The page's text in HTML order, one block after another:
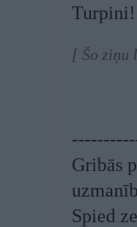
[ Šo ziņu
Gribās
Spied